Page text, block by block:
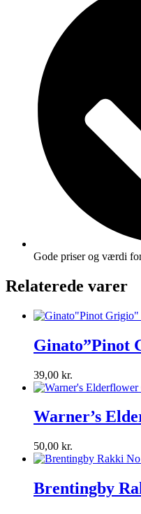
Gode priser og værdi
Relaterede varer
Ginato”Pinot
39,00 kr.
Warner’s
50,00 kr.
Brentingby